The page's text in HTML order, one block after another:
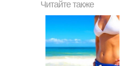
Читайте также